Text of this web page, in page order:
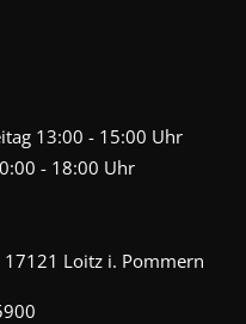
13:00 - 15:00 Uhr
- 18:00 Uhr
Loitz i. Pommern